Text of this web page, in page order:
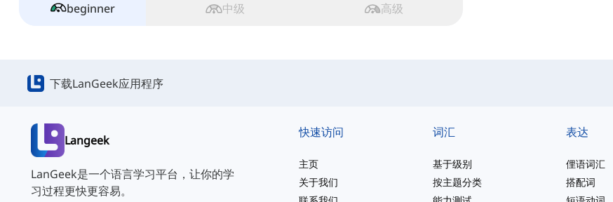
beginner 中级 高级
下载LanGeek应用程序
Langeek
LanGeek是一个语言学习平台，让你的学
习过程更快更容易。
快速访问
主页
关于我们
词汇
基于级别
按主题分类
表达
俚语词汇
搭配词